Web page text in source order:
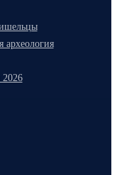
археология
2026